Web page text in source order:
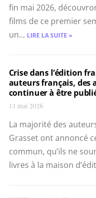
fin mai 2026,
films de ce premier
un... LIRE LA SUITE »
Crise dans l’édition
auteurs français, des
continuer à être
11 mai 2026
La majorité des
Grasset ont annoncé
commun, qu’ils ne
livres à la maison